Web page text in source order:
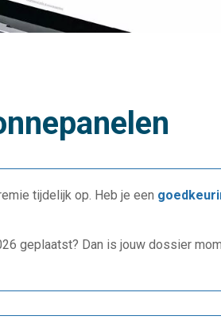
tijdelijk op. Heb je een
geplaatst? Dan is jouw dossier